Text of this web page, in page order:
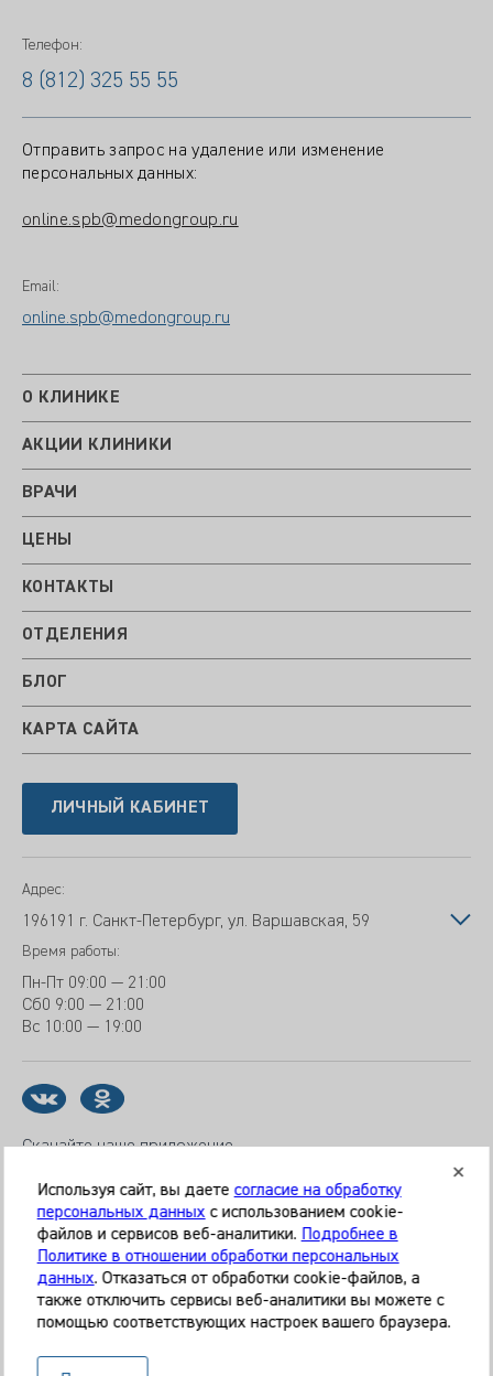
Телефон:
8 (812) 325 55 55
Отправить запрос на удаление или изменение
персональных данных:
online.spb@medongroup.ru
Email:
online.spb@medongroup.ru
О КЛИНИКЕ
АКЦИИ КЛИНИКИ
ВРАЧИ
ЦЕНЫ
КОНТАКТЫ
ОТДЕЛЕНИЯ
БЛОГ
КАРТА САЙТА
ЛИЧНЫЙ КАБИНЕТ
Адрес:
196191 г. Санкт-Петербург, ул. Варшавская, 59
Время работы:
Пн-Пт 09:00 — 21:00
Сб0 9:00 — 21:00
Вс 10:00 — 19:00
Скачайте наше приложение
© 2026 Клиника «МЕДИКАЛ ОН ГРУП»
Все права защищены
Информация, представленная на сайте, является
постановки диагноза, назначения лечения. Необходима
Используя сайт, вы даете согласие на обработку
персональных данныхс использованием cookie-
файлов и сервисов веб-аналитики. Подробнее в
Политике в отношении обработки персональных
данных. Отказаться от обработки cookie-файлов, а
также отключить сервисы веб-аналитики вы можете с
помощью соответствующих настроек вашего браузера.